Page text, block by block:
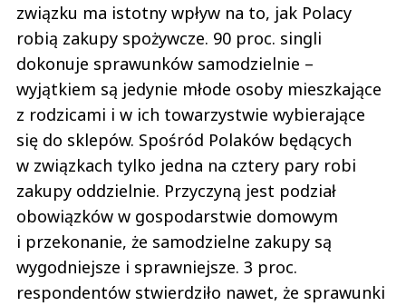
związku ma istotny wpływ na to, jak Polacy
robią zakupy spożywcze. 90 proc. singli
dokonuje sprawunków samodzielnie –
wyjątkiem są jedynie młode osoby mieszkające
z rodzicami i w ich towarzystwie wybierające
się do sklepów. Spośród Polaków będących
w związkach tylko jedna na cztery pary robi
zakupy oddzielnie. Przyczyną jest podział
obowiązków w gospodarstwie domowym
i przekonanie, że samodzielne zakupy są
wygodniejsze i sprawniejsze. 3 proc.
respondentów stwierdziło nawet, że sprawunki